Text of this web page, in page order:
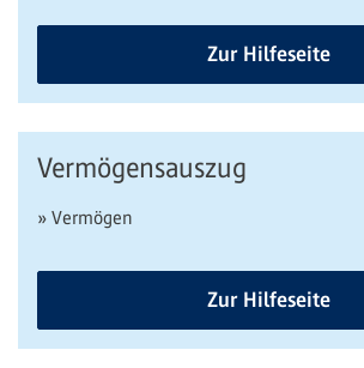
Zur Hilfeseite
Vermögensauszug
» Vermögen
Zur Hilfeseite